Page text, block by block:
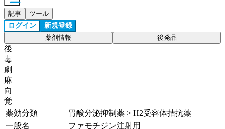
記事 ツール
ログイン 新規登録
薬剤情報 後発品
後
毒
劇
麻
向
覚
薬効分類
胃酸分泌抑制薬 > H2受容体拮抗薬
一般名
ファモチジン注射用